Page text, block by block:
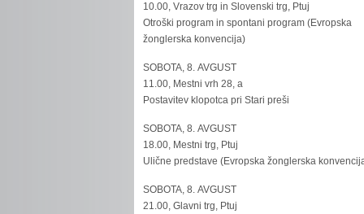
10.00, Vrazov trg in Slovenski trg, Ptuj
Otroški program in spontani program (Evropska
žonglerska konvencija)
SOBOTA, 8. AVGUST
11.00, Mestni vrh 28, a
Postavitev klopotca pri Stari preši
SOBOTA, 8. AVGUST
18.00, Mestni trg, Ptuj
Ulične predstave (Evropska žonglerska
SOBOTA, 8. AVGUST
21.00, Glavni trg, Ptuj